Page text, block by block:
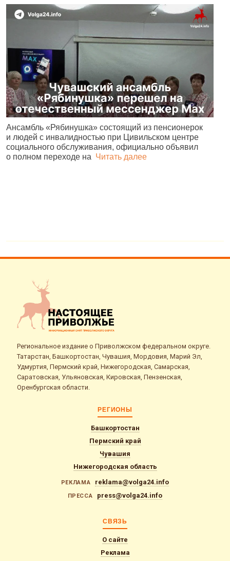
Ансамбль «Рябинушка» состоящий из пенсионерок
и людей с инвалидностью при Цивильском центре
социального обслуживания, официально объявил
о полном переходе на Читать далее
Региональное издание о Приволжском федеральном округе.
Татарстан, Башкортостан, Чувашия, Мордовия, Марий Эл,
Удмуртия, Пермский край, Нижегородская, Самарская,
Саратовская, Ульяновская, Кировская, Пензенская,
Оренбургская области.
РЕГИОНЫ
Башкортостан
Пермский край
Чувашия
Нижегородская область
РЕКЛАМА reklama@volga24.info
ПРЕССА press@volga24.info
СВЯЗЬ
О сайте
Реклама